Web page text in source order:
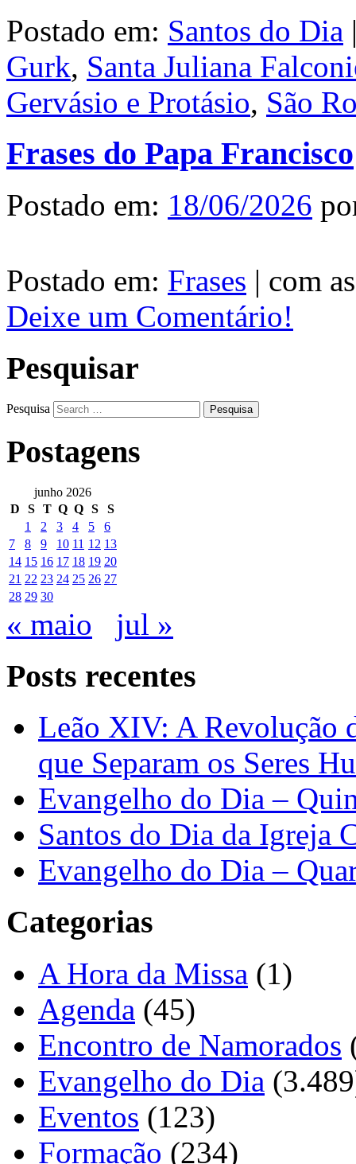
Postado em: Santos do Dia
Gurk, Santa Juliana
Gervásio e Protásio, São
Frases do Papa Francisco
Postado em: 18/06/2026
Postado em: Frases | com
Deixe um Comentário!
Pesquisar
Pesquisa
Postagens
junho 2026
D
S T Q Q S
S
1
2 3 4 5
6
7
8 9 10 11 12 13
14 15 16 17 18 19 20
21 22 23 24 25 26 27
28 29 30
« maio jul »
Posts recentes
Leão XIV: A Revolução
que Separam os Seres
Evangelho do Dia –
Santos do Dia da Igreja
Evangelho do Dia –
Categorias
A Hora da Missa (1)
Agenda (45)
Encontro de Namorados
Evangelho do Dia
Eventos (123)
Formação (234)